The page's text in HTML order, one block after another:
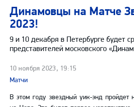
Динамовцы на Матче
2023!
9 и 10 декабря в Петербурге будет
представителей московского
10 ноября 2023, 19:15
Матчи
В этом году звездный уик-энд пройдет